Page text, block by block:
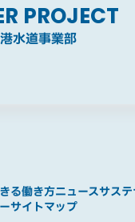
PROJECT
水道事業部
る働き方ニュースサス
サイトマップ